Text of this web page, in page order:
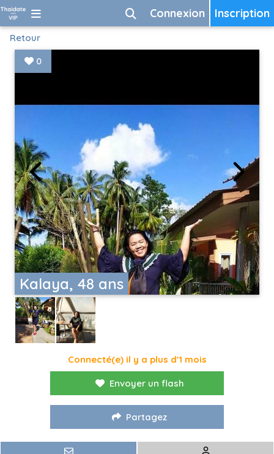
Inscription
Connexion
Retour
Kalaya, 48 ans
0
Connecté(e) il y a plus d'1 mois
Envoyer un flash
Partagez